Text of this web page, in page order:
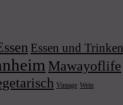
Essen und Trinken
Mawayoflife
Vintage Wein